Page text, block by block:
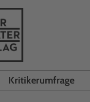
Kritikerumfrage